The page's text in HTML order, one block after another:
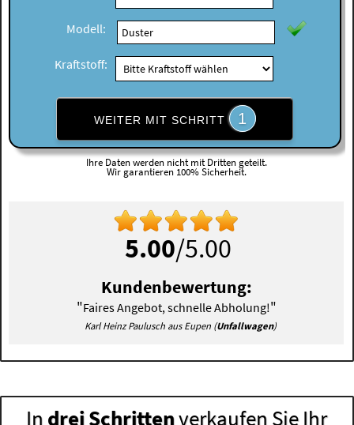
Modell:
Kraftstoff:
WEITER MIT SCHRITT 1
Ihre Daten werden nicht mit Dritten geteilt.
Wir garantieren 100% Sicherheit.
5.00/5.00
Kundenbewertung:
"Faires Angebot, schnelle Abholung!"
Karl Heinz Paulusch aus Eupen (Unfallwagen)
In drei Schrittenverkaufen Sie Ihr